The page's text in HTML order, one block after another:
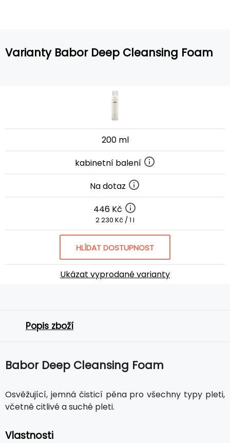
Varianty Babor Deep Cleansing Foam
200 ml
kabinetní balení
Na dotaz
446 Kč
2 230 Kč / 1 l
HLÍDAT DOSTUPNOST
Ukázat vyprodané varianty
Popis zboží
Babor Deep Cleansing Foam
Osvěžující, jemná čisticí pěna pro všechny typy pleti,
včetně citlivé a suché pleti.
Vlastnosti